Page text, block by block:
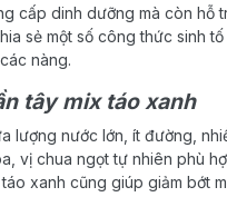
cấp dinh dưỡng mà còn hỗ
sẻ một số công thức sinh
nàng.
tây mix táo xanh
lượng nước lớn, ít đường,
vị chua ngọt tự nhiên phù
xanh cũng giúp giảm bớt